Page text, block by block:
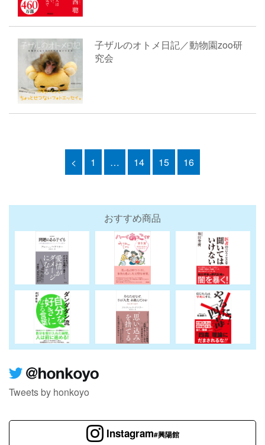
子ザルのオトメ日記／動物園zoo研
究会
< 1 … 14 15 16
おすすめ商品
Tweets by honkoyo
Instagram#興陽館